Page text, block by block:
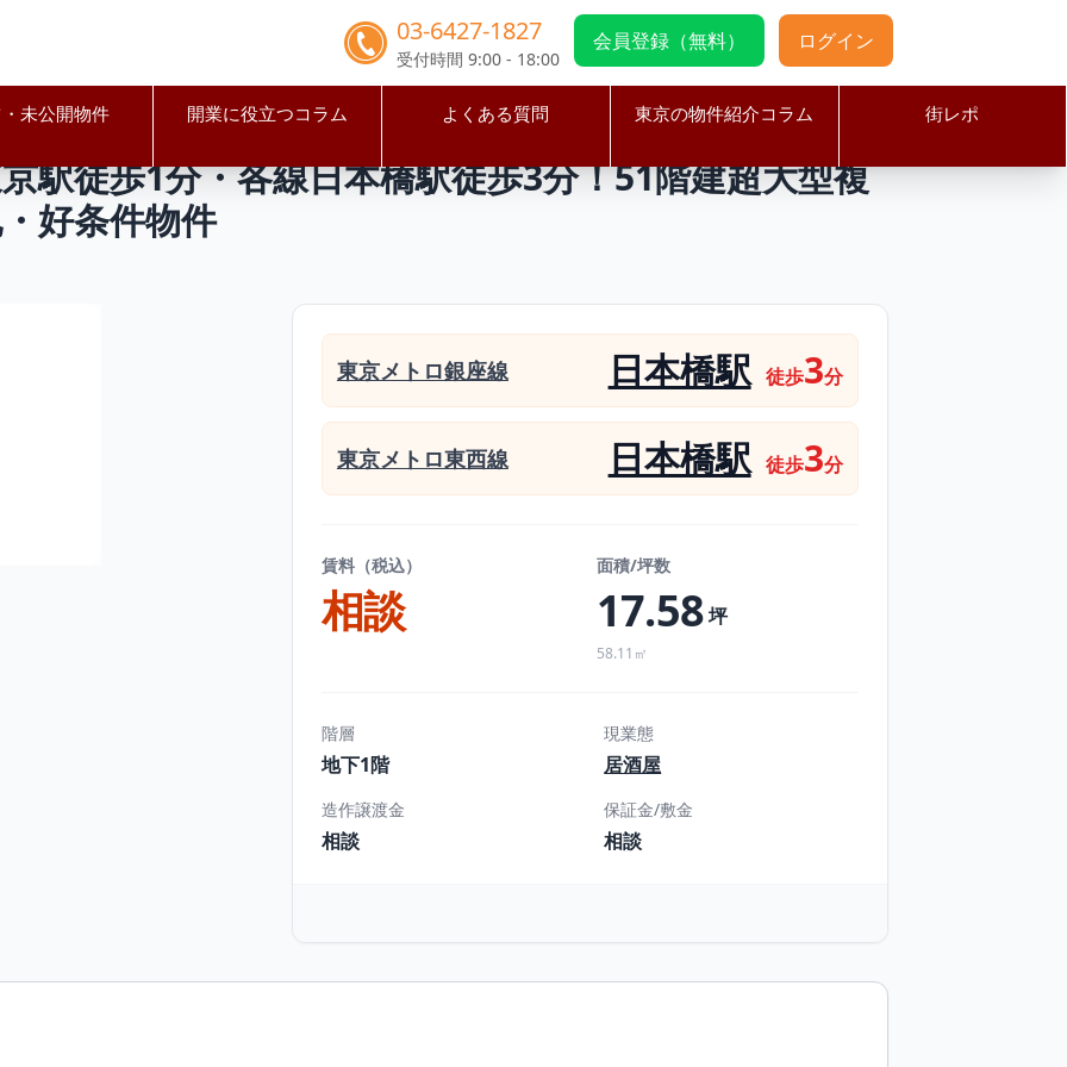
03-6427-1827
受付時間 9:00 - 18:00
会員登録（無料） ログイン
未公開物件 開業に役立つコラム よくある質問 東京の物件紹介コラム 街レポ
日本橋駅 【中央区】JR山手線東京駅徒歩1分・各線日本橋駅徒歩3分！51階建超大型複合施設注目度◎好立地・好条件物件
駅徒歩1分・各線日本橋駅徒歩3分！51階建超大型複
好条件物件
東京メトロ銀座線 日本橋駅 徒歩3分
東京メトロ東西線 日本橋駅 徒歩3分
賃料（税込）
相談
面積/坪数
17.58坪
58.11㎡
階層
地下1階
現業態
居酒屋
造作譲渡金
相談
保証金/敷金
相談